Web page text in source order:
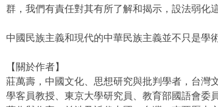
群，我們有責任對其有所了解和揭示，設法弱化
中國民族主義和現代的中華民族主義並不只是
【關於作者】
莊萬壽，中國文化、思想研究與批判學者，台灣
學客員教授、東京大學研究員、教育部國語會委